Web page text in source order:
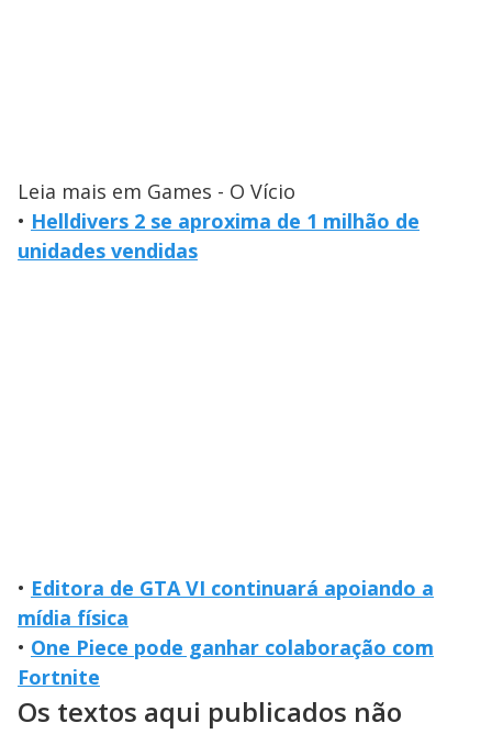
Leia mais em Games - O Vício
• Helldivers 2 se aproxima de 1 milhão de
unidades vendidas
• Editora de GTA VI continuará apoiando a
mídia física
• One Piece pode ganhar colaboração com
Fortnite
Os textos aqui publicados não